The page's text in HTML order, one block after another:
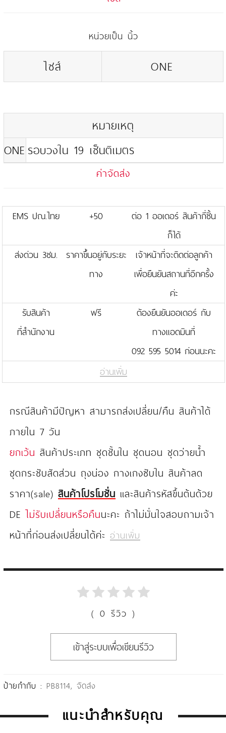
หน่วยเป็น นิ้ว
ไซส์ ONE
หมายเหตุ
ONE รอบวงใน 19 เซ็นติเมตร
ค่าจัดส่ง
EMS ปณ.ไทย +50
ต่อ 1 ออเดอร์ สินค้ากี่ชิ้น
ก็ได้
ส่งด่วน 3ชม.
ราคาขึ้นอยู่กับระยะ
ทาง
เจ้าหน้าที่จะติดต่อลูกค้า
เพื่อยืนยันสถานที่อีกครั้ง
ค่ะ
รับสินค้า
ที่สำนักงาน
ฟรี
ต้องยืนยันออเดอร์ กับ
ทางแอดมินที่
092 595 5014 ก่อนนะคะ
อ่านเพิ่ม
กรณีสินค้ามีปัญหา สามารถส่งเปลี่ยน/คืน สินค้าได้
ภายใน 7 วัน
ยกเว้น สินค้าประเภท ชุดชั้นใน ชุดนอน ชุดว่ายน้ำ
ชุดกระชับสัดส่วน ถุงน่อง กางเกงซับใน สินค้าลด
ราคา(sale) สินค้าโปรโมชั่น และสินค้ารหัสขึ้นต้นด้วย
DE ไม่รับเปลี่ยนหรือคืนนะคะ ถ้าไม่มั่นใจสอบถามเจ้า
หน้าที่ก่อนส่งเปลี่ยนได้ค่ะ อ่านเพิ่ม
( 0 รีวิว )
เข้าสู่ระบบเพื่อเขียนรีวิว
ป้ายกำกับ :PB8114,จัดส่ง
แนะนำสำหรับคุณ